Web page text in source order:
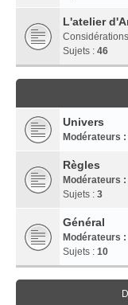
L'atelier
Sujets : 46
Univers
Modérateurs :
Règles
Modérateurs :
Sujets : 3
Général
Modérateurs :
Sujets : 10